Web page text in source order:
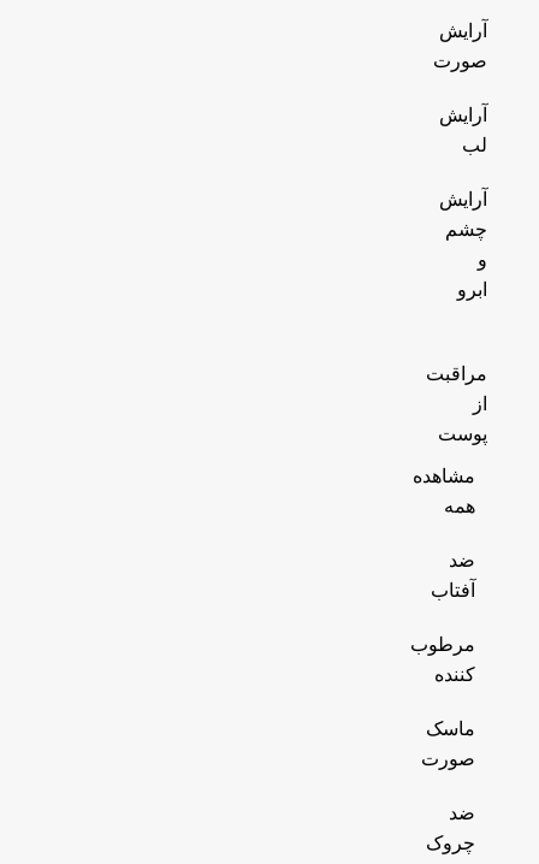
آرایش
صورت
آرایش
لب
آرایش
چشم
و
ابرو
مراقبت
از
پوست
مشاهده
همه
ضد
آفتاب
مرطوب
کننده
ماسک
صورت
ضد
چروک